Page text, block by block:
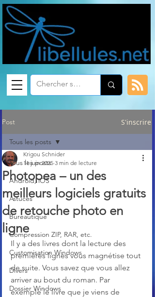
Post S'inscrire
Tous les posts
Android, iOS
Astuces
Bureautique
Compression ZIP, RAR, etc.
Customisation Windows
Divers
Dossier Windows
Tous les posts
Photopea – un des
meilleurs logiciels gratuits
de retouche photo en
ligne
Krigou Schnider
11 juin 2025 3 min de lecture
Il y a des livres dont la lecture des
premières lignes vous magnétise tout
de suite. Vous savez que vous allez
arriver au bout du roman. Par
exemple le livre que je viens de